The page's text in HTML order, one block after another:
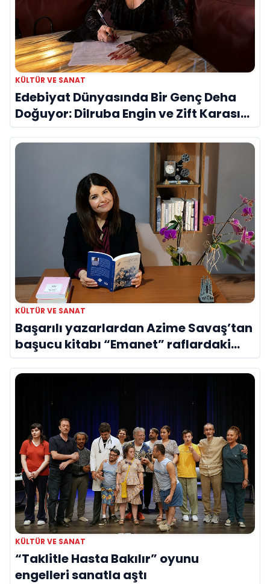
KÜLTÜR VE SANAT
Edebiyat Dünyasında Bir Genç Deha
Doğuyor: Dilruba Engin ve Zift Karası
Evreni ‘AVENOİR’
KÜLTÜR VE SANAT
Başarılı yazarlardan Azime Savaş’tan
başucu kitabı “Emanet” raflardaki
yerini aldı
KÜLTÜR VE SANAT
“Taklitle Hasta Bakılır” oyunu
engelleri sanatla aştı